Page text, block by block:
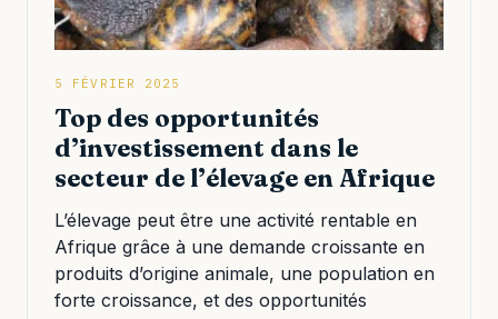
5 FÉVRIER 2025
Top des opportunités
d’investissement dans le
secteur de l’élevage en Afrique
L’élevage peut être une activité rentable en
Afrique grâce à une demande croissante en
produits d’origine animale, une population en
forte croissance, et des opportunités